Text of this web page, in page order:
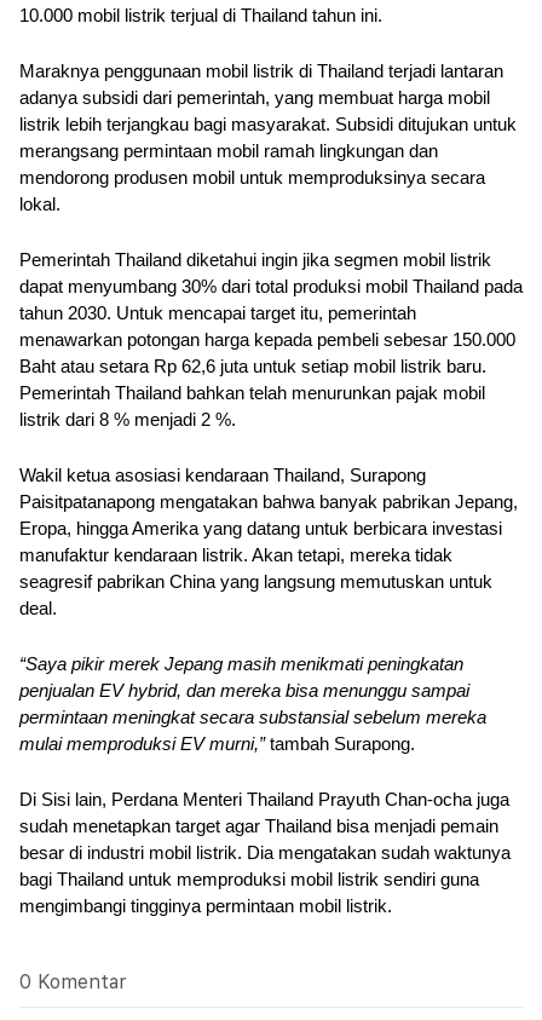
10.000 mobil listrik terjual di Thailand tahun ini.
Maraknya penggunaan mobil listrik di Thailand terjadi lantaran
adanya subsidi dari pemerintah, yang membuat harga mobil
listrik lebih terjangkau bagi masyarakat. Subsidi ditujukan untuk
merangsang permintaan mobil ramah lingkungan dan
mendorong produsen mobil untuk memproduksinya secara
lokal.
Pemerintah Thailand diketahui ingin jika segmen mobil listrik
dapat menyumbang 30% dari total produksi mobil Thailand pada
tahun 2030. Untuk mencapai target itu, pemerintah
menawarkan potongan harga kepada pembeli sebesar 150.000
Baht atau setara Rp 62,6 juta untuk setiap mobil listrik baru.
Pemerintah Thailand bahkan telah menurunkan pajak mobil
listrik dari 8 % menjadi 2 %.
Wakil ketua asosiasi kendaraan Thailand, Surapong
Paisitpatanapong mengatakan bahwa banyak pabrikan Jepang,
Eropa, hingga Amerika yang datang untuk berbicara investasi
manufaktur kendaraan listrik. Akan tetapi, mereka tidak
seagresif pabrikan China yang langsung memutuskan untuk
deal.
“Saya pikir merek Jepang masih menikmati peningkatan
penjualan EV hybrid, dan mereka bisa menunggu sampai
permintaan meningkat secara substansial sebelum mereka
mulai memproduksi EV murni,” tambah Surapong.
Di Sisi lain, Perdana Menteri Thailand Prayuth Chan-ocha juga
sudah menetapkan target agar Thailand bisa menjadi pemain
besar di industri mobil listrik. Dia mengatakan sudah waktunya
bagi Thailand untuk memproduksi mobil listrik sendiri guna
mengimbangi tingginya permintaan mobil listrik.
0 Komentar